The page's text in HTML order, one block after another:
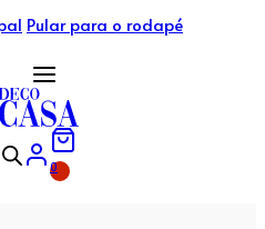
Pular para o rodapé
0